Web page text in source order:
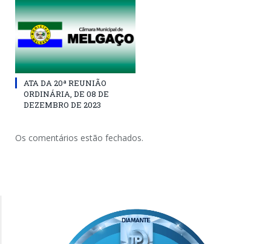
ATA DA 20ª REUNIÃO
ORDINÁRIA, DE 08 DE
DEZEMBRO DE 2023
Os comentários estão fechados.